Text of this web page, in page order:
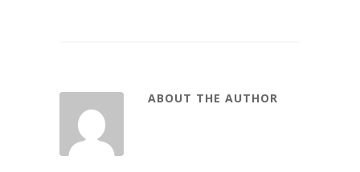
ABOUT THE AUTHOR